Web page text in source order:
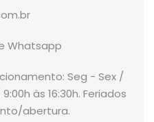
Whatsapp
Seg - Sex /
às 16:30h. Feriados
abertura.